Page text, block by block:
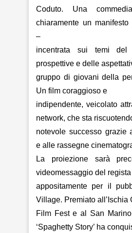
Coduto. Una
chiaramente un manifesto
–
incentrata sui temi del
prospettive e delle
gruppo di giovani della
Un film coraggioso e
indipendente, veicolato
network, che sta
notevole successo grazie
e alle rassegne
La proiezione sarà
videomessaggio del
appositamente per il
Village. Premiato all’Ischia
Film Fest e al San
‘Spaghetty Story’ ha